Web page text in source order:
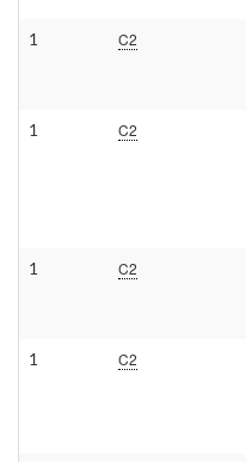
1 C2
1 C2
1 C2
1 C2